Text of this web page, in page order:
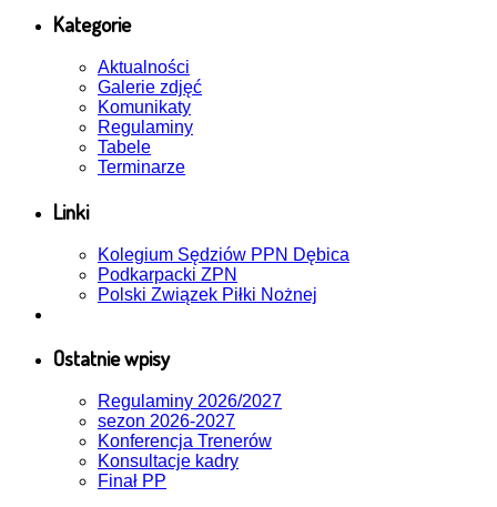
Kategorie
Aktualności
Galerie zdjęć
Komunikaty
Regulaminy
Tabele
Terminarze
Linki
Kolegium Sędziów PPN Dębica
Podkarpacki ZPN
Polski Związek Piłki Nożnej
Ostatnie wpisy
Regulaminy 2026/2027
sezon 2026-2027
Konferencja Trenerów
Konsultacje kadry
Finał PP